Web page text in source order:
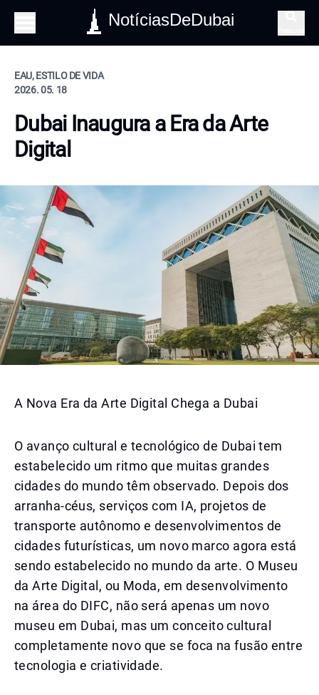
NotíciasDeDubai
EAU, ESTILO DE VIDA
2026. 05. 18
Dubai Inaugura a Era da Arte
Digital
A Nova Era da Arte Digital Chega a Dubai
O avanço cultural e tecnológico de Dubai tem
estabelecido um ritmo que muitas grandes
cidades do mundo têm observado. Depois dos
arranha-céus, serviços com IA, projetos de
transporte autônomo e desenvolvimentos de
cidades futurísticas, um novo marco agora está
sendo estabelecido no mundo da arte. O Museu
da Arte Digital, ou Moda, em desenvolvimento
na área do DIFC, não será apenas um novo
museu em Dubai, mas um conceito cultural
completamente novo que se foca na fusão entre
tecnologia e criatividade.